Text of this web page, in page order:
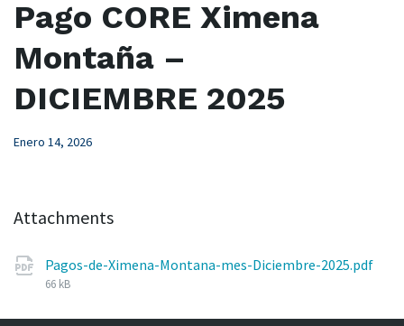
Pago CORE Ximena
Montaña –
DICIEMBRE 2025
Enero 14, 2026
Attachments
Pagos-de-Ximena-Montana-mes-Diciembre-2025.pdf
File
66 kB